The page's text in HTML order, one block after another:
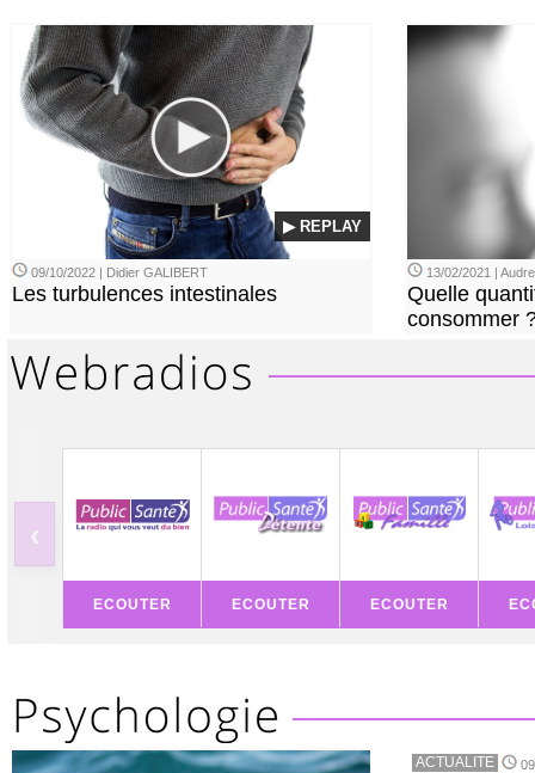
▶ REPLAY
09/10/2022 | Didier GALIBERT
Les turbulences intestinales
13/02/2021 |
Quelle
consommer
‹
ECOUTER ECOUTER ECOUTER
ACTUALITE